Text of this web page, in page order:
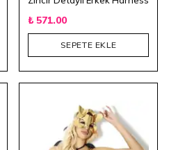
₺ 571.00
SEPETE EKLE